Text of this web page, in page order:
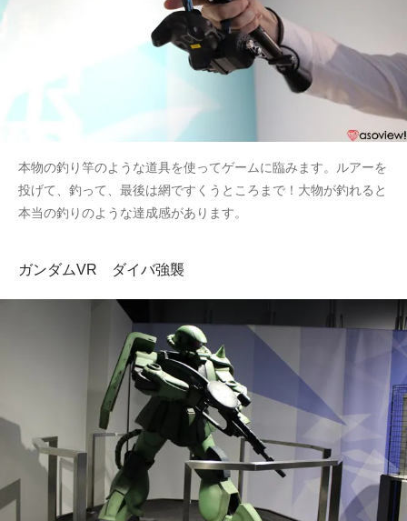
本物の釣り竿のような道具を使ってゲームに臨みます。ルアーを
投げて、釣って、最後は網ですくうところまで！大物が釣れると
本当の釣りのような達成感があります。
ガンダムVR ダイバ強襲